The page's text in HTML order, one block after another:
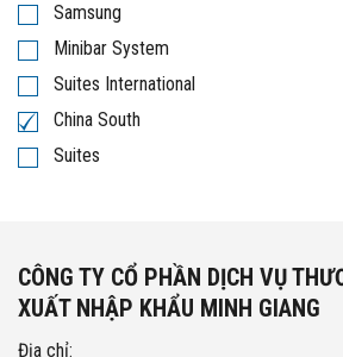
Samsung
Minibar System
Suites International
China South
Suites
CÔNG TY CỔ PHẦN DỊCH VỤ
XUẤT NHẬP KHẨU MINH GIANG
Địa chỉ: